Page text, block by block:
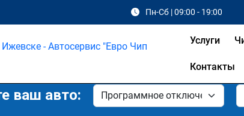
Пн-Сб | 09:00 - 19:00
Услуги
Контакты
ваш авто: